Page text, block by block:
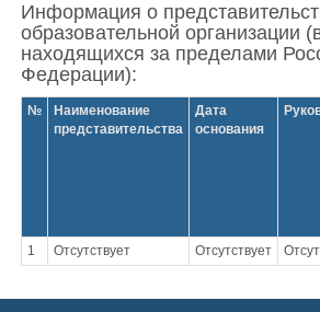
Информация о
образовательной организации
находящихся за пределами
Федерации):
№
Наименование
представительства
Дата
основания
1 Отсутствует Отсутствует